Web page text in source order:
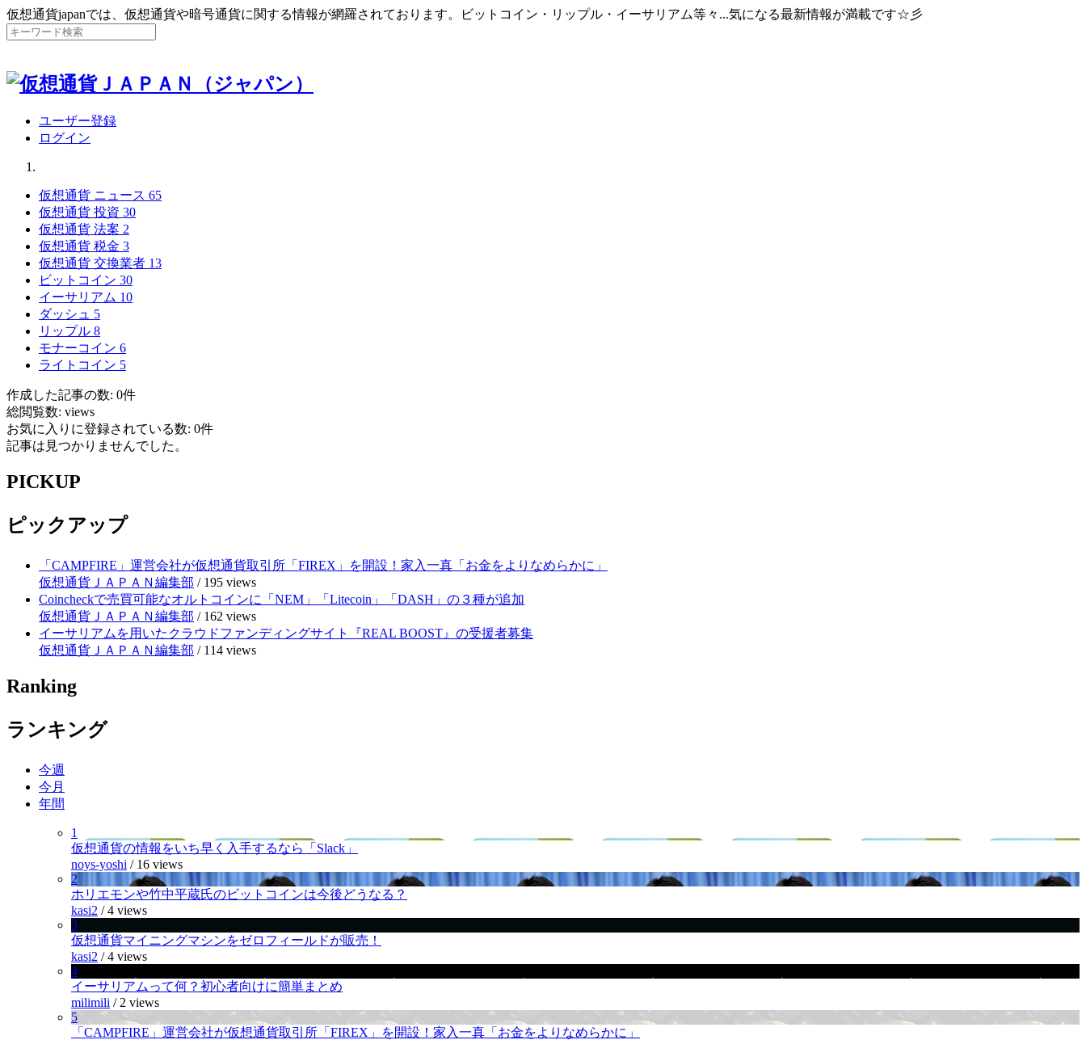
仮想通貨japanでは、仮想通貨や暗号通貨に関する情報が網羅されております。ビットコイン・リップル・イーサリアム等々...気になる最新情報が満載です☆彡
ユーザー登録
ログイン
仮想通貨 ニュース 65
仮想通貨 投資 30
仮想通貨 法案 2
仮想通貨 税金 3
仮想通貨 交換業者 13
ビットコイン 30
イーサリアム 10
ダッシュ 5
リップル 8
モナーコイン 6
ライトコイン 5
作成した記事の数: 0件
総閲覧数: views
お気に入りに登録されている数: 0件
記事は見つかりませんでした。
PICKUP
ピックアップ
「CAMPFIRE」運営会社が仮想通貨取引所「FIREX」を開設！家入一真「お金をよりなめらかに」
仮想通貨ＪＡＰＡＮ編集部 / 195 views
Coincheckで売買可能なオルトコインに「NEM」「Litecoin」「DASH」の３種が追加
仮想通貨ＪＡＰＡＮ編集部 / 162 views
イーサリアムを用いたクラウドファンディングサイト『REAL BOOST』の受援者募集
仮想通貨ＪＡＰＡＮ編集部 / 114 views
Ranking
ランキング
今週
今月
年間
1
仮想通貨の情報をいち早く入手するなら「Slack」
noys-yoshi / 16 views
2
ホリエモンや竹中平蔵氏のビットコインは今後どうなる？
kasi2 /4 views
3
仮想通貨マイニングマシンをゼロフィールドが販売！
kasi2 /4 views
4
イーサリアムって何？初心者向けに簡単まとめ
milimili / 2 views
5
「CAMPFIRE」運営会社が仮想通貨取引所「FIREX」を開設！家入一真「お金をよりなめらかに」